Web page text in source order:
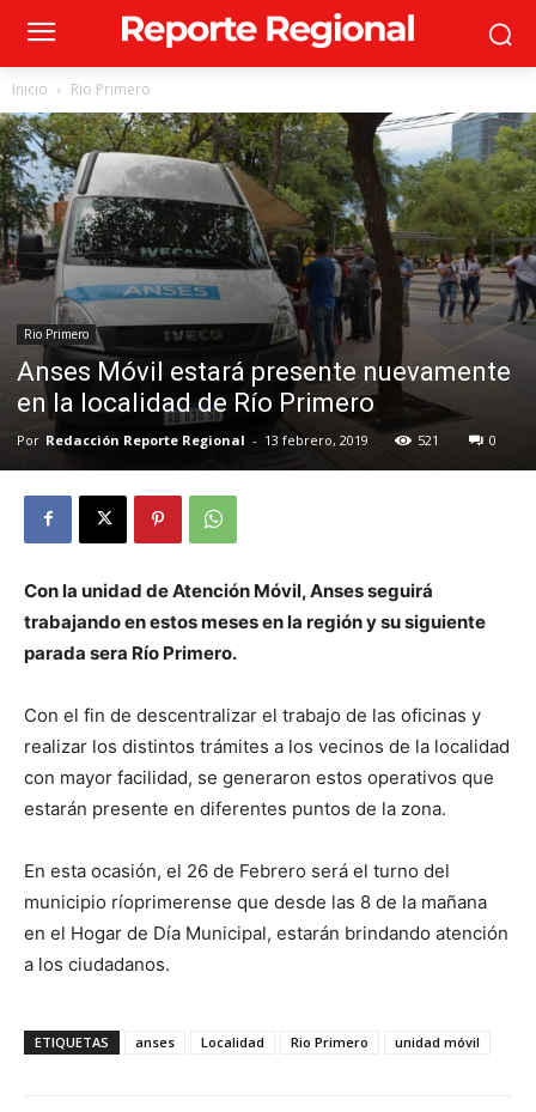
Inicio Rio Primero
Rio Primero
Anses Móvil estará presente nuevamente
en la localidad de Río Primero
Por Redacción Reporte Regional - 13 febrero, 2019 521 0
Con la unidad de Atención Móvil, Anses seguirá
trabajando en estos meses en la región y su siguiente
parada sera Río Primero.
Con el fin de descentralizar el trabajo de las oficinas y
realizar los distintos trámites a los vecinos de la localidad
con mayor facilidad, se generaron estos operativos que
estarán presente en diferentes puntos de la zona.
En esta ocasión, el 26 de Febrero será el turno del
municipio ríoprimerense que desde las 8 de la mañana
en el Hogar de Día Municipal, estarán brindando atención
a los ciudadanos.
ETIQUETAS anses Localidad Rio Primero unidad móvil